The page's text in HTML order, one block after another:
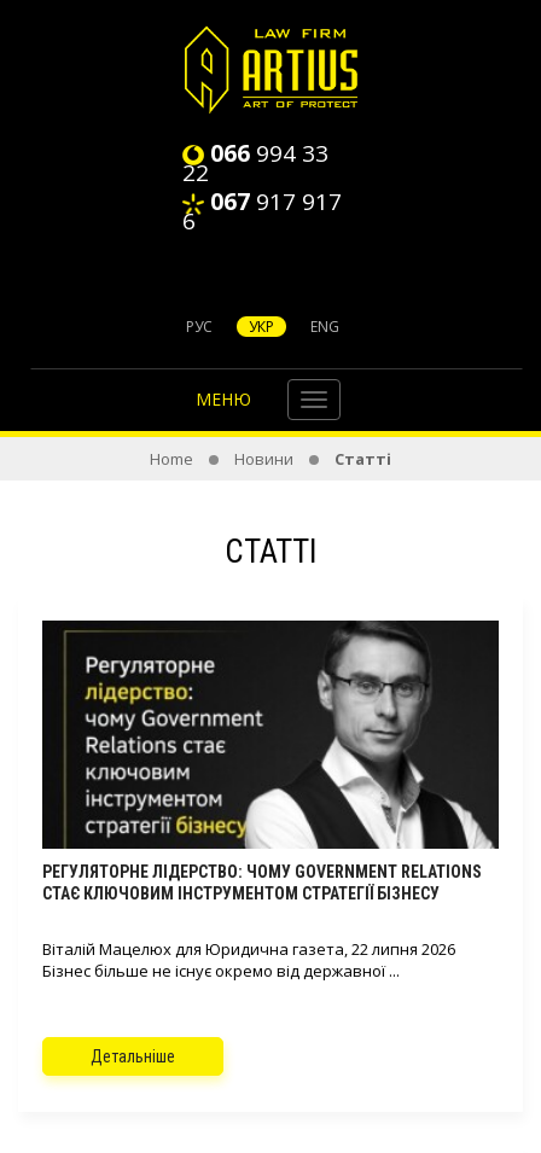
066994 33
22
067917 917
6
РУС УКР ENG
МЕНЮ
Home Новини Статті
СТАТТІ
РЕГУЛЯТОРНЕ ЛІДЕРСТВО: ЧОМУ GOVERNMENT RELATIONS
СТАЄ КЛЮЧОВИМ ІНСТРУМЕНТОМ СТРАТЕГІЇ БІЗНЕСУ
Віталій Мацелюх для Юридична газета, 22 липня 2026
Бізнес більше не існує окремо від державної ...
Детальніше